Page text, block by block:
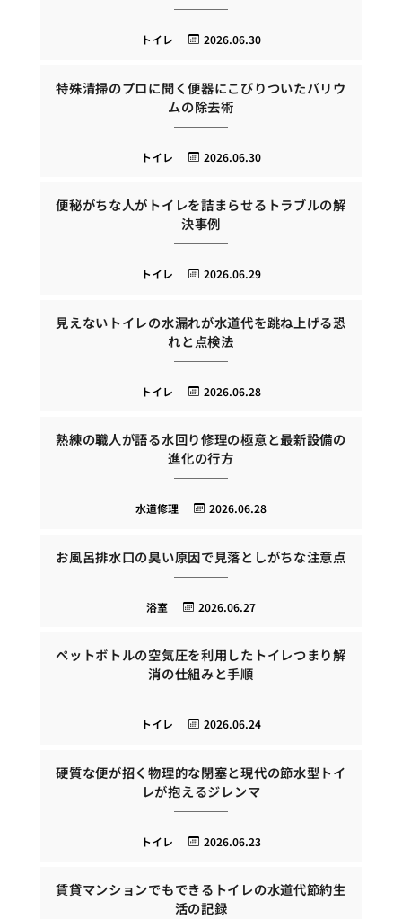
2026.06.30
トイレ
特殊清掃のプロに聞く便器にこびりついたバリウ
ムの除去術
2026.06.30
トイレ
便秘がちな人がトイレを詰まらせるトラブルの解
決事例
2026.06.29
トイレ
見えないトイレの水漏れが水道代を跳ね上げる恐
れと点検法
2026.06.28
トイレ
熟練の職人が語る水回り修理の極意と最新設備の
進化の行方
2026.06.28
水道修理
お風呂排水口の臭い原因で見落としがちな注意点
2026.06.27
浴室
ペットボトルの空気圧を利用したトイレつまり解
消の仕組みと手順
2026.06.24
トイレ
硬質な便が招く物理的な閉塞と現代の節水型トイ
レが抱えるジレンマ
2026.06.23
トイレ
賃貸マンションでもできるトイレの水道代節約生
活の記録